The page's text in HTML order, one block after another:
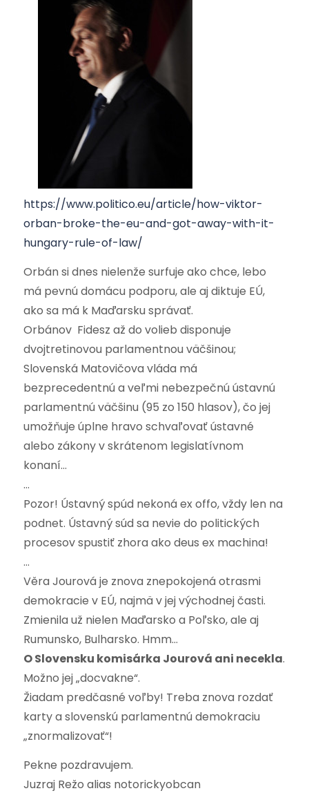
https://www.politico.eu/article/how-viktor-
orban-broke-the-eu-and-got-away-with-it-
hungary-rule-of-law/
Orbán si dnes nielenže surfuje ako chce, lebo
má pevnú domácu podporu, ale aj diktuje EÚ,
ako sa má k Maďarsku správať.
Orbánov Fidesz až do volieb disponuje
dvojtretinovou parlamentnou väčšinou;
Slovenská Matovičova vláda má
bezprecedentnú a veľmi nebezpečnú ústavnú
parlamentnú väčšinu (95 zo 150 hlasov), čo jej
umožňuje úplne hravo schvaľovať ústavné
alebo zákony v skrátenom legislatívnom
konaní…
…
Pozor! Ústavný spúd nekoná ex offo, vždy len na
podnet. Ústavný súd sa nevie do politických
procesov spustiť zhora ako deus ex machina!
…
Věra Jourová je znova znepokojená otrasmi
demokracie v EÚ, najmä v jej východnej časti.
Zmienila už nielen Maďarsko a Poľsko, ale aj
Rumunsko, Bulharsko. Hmm…
O Slovensku komisárka Jourová ani necekla.
Možno jej „docvakne“.
Žiadam predčasné voľby! Treba znova rozdať
karty a slovenskú parlamentnú demokraciu
„znormalizovať“!
Pekne pozdravujem.
Juzraj Režo alias notorickyobcan